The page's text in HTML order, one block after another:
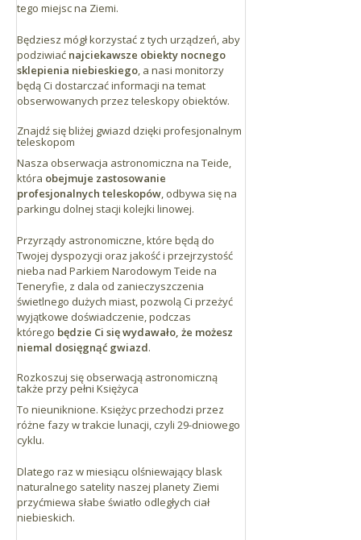
tego miejsc na Ziemi.
Będziesz mógł korzystać z tych urządzeń, aby
podziwiać najciekawsze obiekty nocnego
sklepienia niebieskiego , a nasi monitorzy
będą Ci dostarczać informacji na temat
obserwowanych przez teleskopy obiektów.
Znajdź się bliżej gwiazd dzięki profesjonalnym
teleskopom
Nasza obserwacja astronomiczna na Teide,
która obejmuje zastosowanie
profesjonalnych teleskopów , odbywa się na
parkingu dolnej stacji kolejki linowej.
Przyrządy astronomiczne, które będą do
Twojej dyspozycji oraz jakość i przejrzystość
nieba nad Parkiem Narodowym Teide na
Teneryfie, z dala od zanieczyszczenia
świetlnego dużych miast, pozwolą Ci przeżyć
wyjątkowe doświadczenie, podczas
którego będzie Ci się wydawało, że możesz
niemal dosięgnąć gwiazd.
Rozkoszuj się obserwacją astronomiczną
także przy pełni Księżyca
To nieuniknione. Księżyc przechodzi przez
różne fazy w trakcie lunacji, czyli 29-dniowego
cyklu.
Dlatego raz w miesiącu olśniewający blask
naturalnego satelity naszej planety Ziemi
przyćmiewa słabe światło odległych ciał
niebieskich.